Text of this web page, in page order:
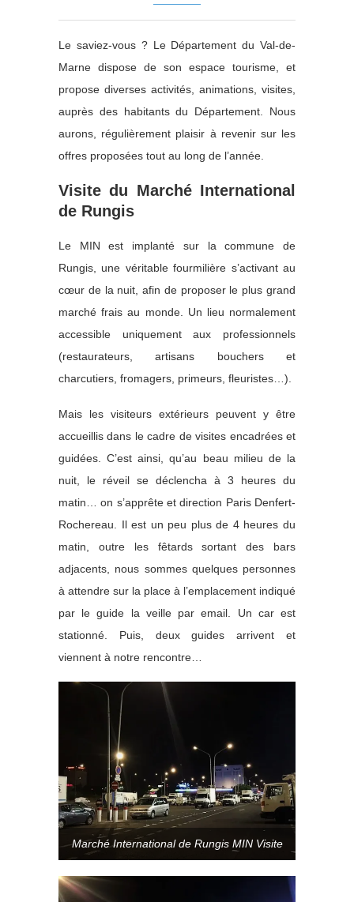
Le saviez-vous ? Le Département du Val-de-
Marne dispose de son espace tourisme, et
propose diverses activités, animations, visites,
auprès des habitants du Département. Nous
aurons, régulièrement plaisir à revenir sur les
offres proposées tout au long de l’année.
Visite du Marché International
de Rungis
Le MIN est implanté sur la commune de
Rungis, une véritable fourmilière s’activant au
cœur de la nuit, afin de proposer le plus grand
marché frais au monde. Un lieu normalement
accessible uniquement aux professionnels
(restaurateurs, artisans bouchers et
charcutiers, fromagers, primeurs, fleuristes…).
Mais les visiteurs extérieurs peuvent y être
accueillis dans le cadre de visites encadrées et
guidées. C’est ainsi, qu’au beau milieu de la
nuit, le réveil se déclencha à 3 heures du
matin… on s’apprête et direction Paris Denfert-
Rochereau. Il est un peu plus de 4 heures du
matin, outre les fêtards sortant des bars
adjacents, nous sommes quelques personnes
à attendre sur la place à l’emplacement indiqué
par le guide la veille par email. Un car est
stationné. Puis, deux guides arrivent et
viennent à notre rencontre…
Marché International de Rungis MIN Visite